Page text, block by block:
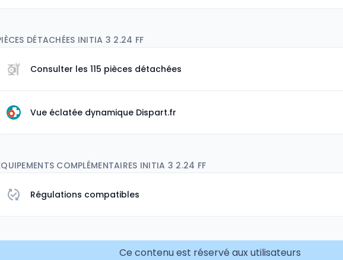
DÉTACHÉES INITIA 3 2.24 FF
Consulter les 115 pièces détachées
Vue éclatée dynamique Dispart.fr
COMPLÉMENTAIRES INITIA 3 2.24 FF
Régulations compatibles
Ce contenu est réservé aux utilisateurs